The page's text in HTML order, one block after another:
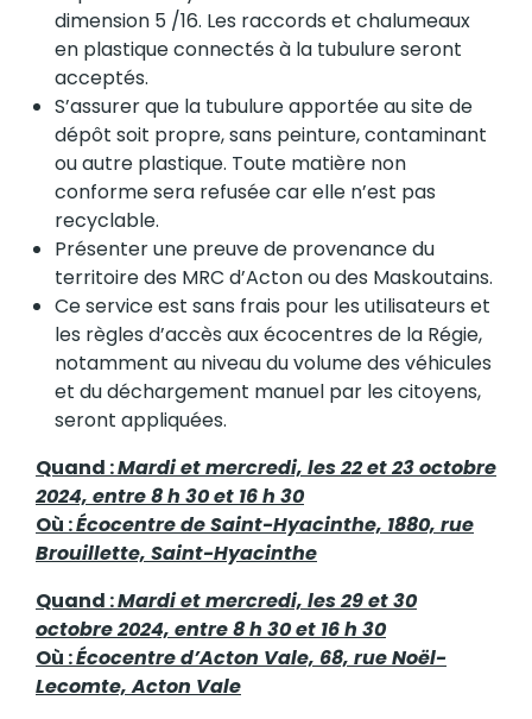
dimension 5 /16. Les raccords et chalumeaux
en plastique connectés à la tubulure seront
acceptés.
S’assurer que la tubulure apportée au site de
dépôt soit propre, sans peinture, contaminant
ou autre plastique. Toute matière non
conforme sera refusée car elle n’est pas
recyclable.
Présenter une preuve de provenance du
territoire des MRC d’Acton ou des Maskoutains.
Ce service est sans frais pour les utilisateurs et
les règles d’accès aux écocentres de la Régie,
notamment au niveau du volume des véhicules
et du déchargement manuel par les citoyens,
seront appliquées.
Quand :Mardi et mercredi, les 22 et 23 octobre
2024, entre 8 h 30 et 16 h 30
Où :Écocentre de Saint-Hyacinthe, 1880, rue
Brouillette, Saint-Hyacinthe
Quand :Mardi et mercredi, les 29 et 30
octobre 2024, entre 8 h 30 et 16 h 30
Où :Écocentre d’Acton Vale, 68, rue Noël-
Lecomte, Acton Vale